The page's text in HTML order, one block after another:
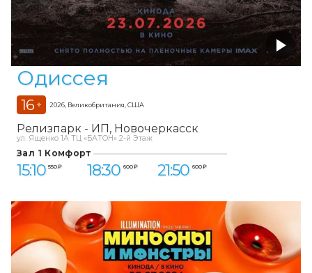
Одиссея
16 + 2026, Великобритания, США
Релизпарк - ИП Новочеркасск
ул. Ященко 1А ТЦ «БАТОН» 2-й Этаж
Зал 1 Комфорт
15:10 550 ₽ 18:30 600 ₽ 21:50 600 ₽